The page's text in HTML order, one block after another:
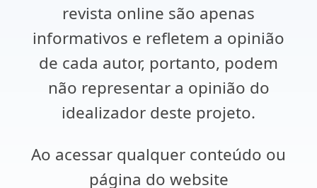
revista online são apenas
informativos e refletem a opinião
de cada autor, portanto, podem
não representar a opinião do
idealizador deste projeto.
Ao acessar qualquer conteúdo ou
página do website